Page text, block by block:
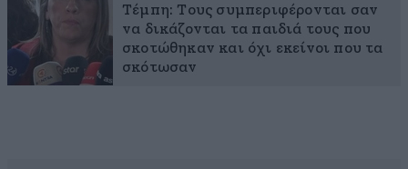
Τέμπη: Τους συμπεριφέρονται σαν
να δικάζονται τα παιδιά τους που
σκοτώθηκαν και όχι εκείνοι που τα
σκότωσαν